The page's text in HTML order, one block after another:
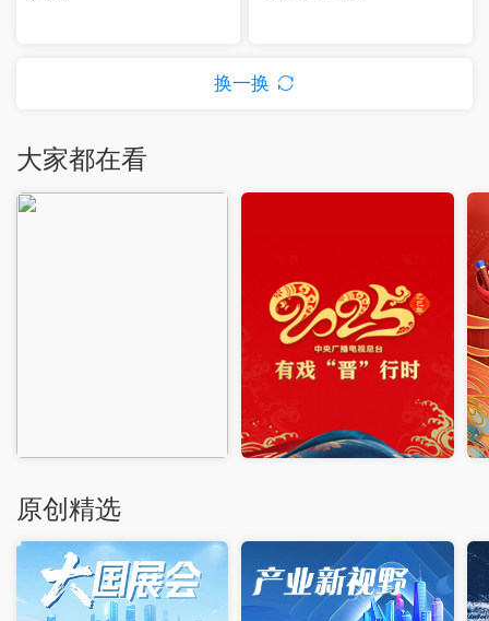
换一换
大家都在看
原创精选